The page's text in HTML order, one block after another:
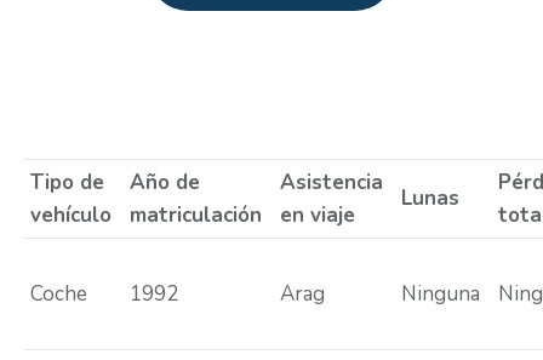
Tipo de
vehículo
Año de
matriculación
Asistencia
en viaje
Lunas
Coche 1992 Arag Ninguna